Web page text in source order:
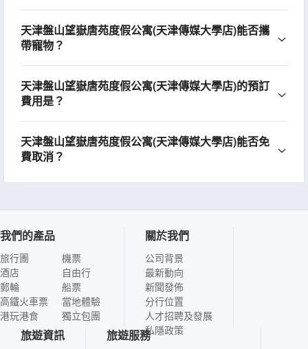
天津盤山望嶽唐苑度假公寓(天津傳媒大學店)能否攜
帶寵物？
天津盤山望嶽唐苑度假公寓(天津傳媒大學店)的預訂
費用是？
天津盤山望嶽唐苑度假公寓(天津傳媒大學店)能否免
費取消？
我們的產品
旅行團
酒店
郵輪
高鐵火車票
港玩港食
機票
自由行
船票
當地體驗
獨立包團
關於我們
公司背景
最新動向
新聞發佈
分行位置
人才招聘及發展
私隱政策
旅遊資訊 旅遊服務